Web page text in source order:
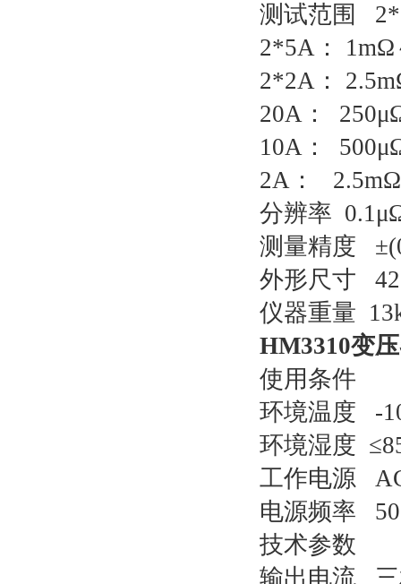
测试范围
2*5A：
2*2A：
20A：
10A：
2A：
分辨率
测量精度
外形尺寸
仪器重量
HM3310变
使用条件
环境温度 -
环境湿度
工作电源
电源频率
技术参数
输出电流 三